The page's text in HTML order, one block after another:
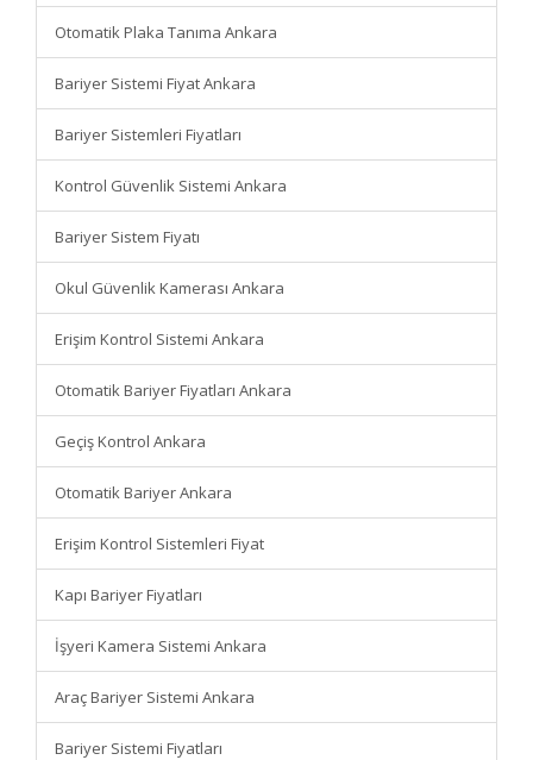
Otomatik Plaka Tanıma Ankara
Bariyer Sistemi Fiyat Ankara
Bariyer Sistemleri Fiyatları
Kontrol Güvenlik Sistemi Ankara
Bariyer Sistem Fiyatı
Okul Güvenlik Kamerası Ankara
Erişim Kontrol Sistemi Ankara
Otomatik Bariyer Fiyatları Ankara
Geçiş Kontrol Ankara
Otomatik Bariyer Ankara
Erişim Kontrol Sistemleri Fiyat
Kapı Bariyer Fiyatları
İşyeri Kamera Sistemi Ankara
Araç Bariyer Sistemi Ankara
Bariyer Sistemi Fiyatları